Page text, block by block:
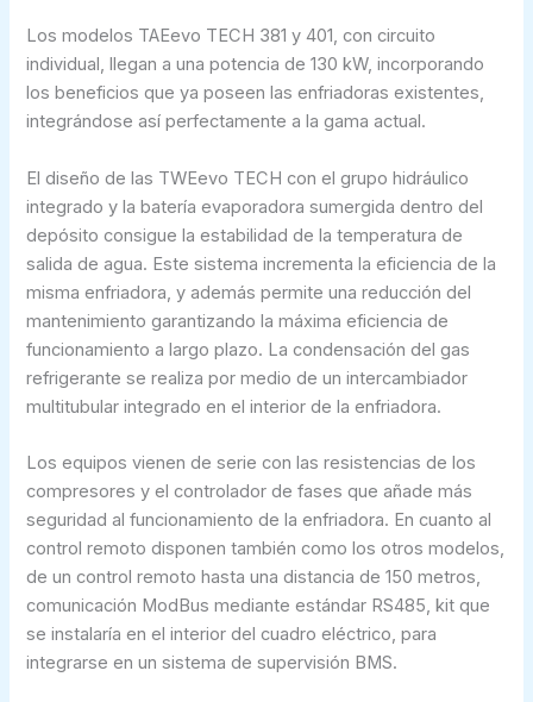
Los modelos TAEevo TECH 381 y 401, con circuito
individual, llegan a una potencia de 130 kW, incorporando
los beneficios que ya poseen las enfriadoras existentes,
integrándose así perfectamente a la gama actual.
El diseño de las TWEevo TECH con el grupo hidráulico
integrado y la batería evaporadora sumergida dentro del
depósito consigue la estabilidad de la temperatura de
salida de agua. Este sistema incrementa la eficiencia de la
misma enfriadora, y además permite una reducción del
mantenimiento garantizando la máxima eficiencia de
funcionamiento a largo plazo. La condensación del gas
refrigerante se realiza por medio de un intercambiador
multitubular integrado en el interior de la enfriadora.
Los equipos vienen de serie con las resistencias de los
compresores y el controlador de fases que añade más
seguridad al funcionamiento de la enfriadora. En cuanto al
control remoto disponen también como los otros modelos,
de un control remoto hasta una distancia de 150 metros,
comunicación ModBus mediante estándar RS485, kit que
se instalaría en el interior del cuadro eléctrico, para
integrarse en un sistema de supervisión BMS.